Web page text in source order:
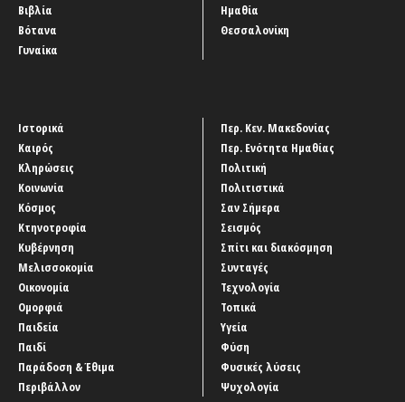
Βιβλία
Βότανα
Γυναίκα
Ημαθία
Θεσσαλονίκη
Ιστορικά
Καιρός
Κληρώσεις
Κοινωνία
Κόσμος
Κτηνοτροφία
Κυβέρνηση
Μελισσοκομία
Οικονομία
Ομορφιά
Παιδεία
Παιδί
Παράδοση & Έθιμα
Περιβάλλον
Περ. Κεν. Μακεδονίας
Περ. Ενότητα Ημαθίας
Πολιτική
Πολιτιστικά
Σαν Σήμερα
Σεισμός
Σπίτι και διακόσμηση
Συνταγές
Τεχνολογία
Τοπικά
Υγεία
Φύση
Φυσικές λύσεις
Ψυχολογία